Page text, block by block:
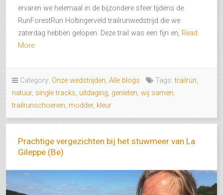
ervaren we helemaal in de bijzondere sfeer tijdens de
RunForestRun Holtingerveld trailrunwedstrijd die we
zaterdag hebben gelopen. Deze trail was een fijn en, Read
More
Category: Onze wedstrijden, Alle blogs Tags:trailrun,
natuur, single tracks, uitdaging, genieten, wij samen,
trailrunschoenen, modder, kleur
Prachtige vergezichten bij het stuwmeer van La
Gileppe (Be)